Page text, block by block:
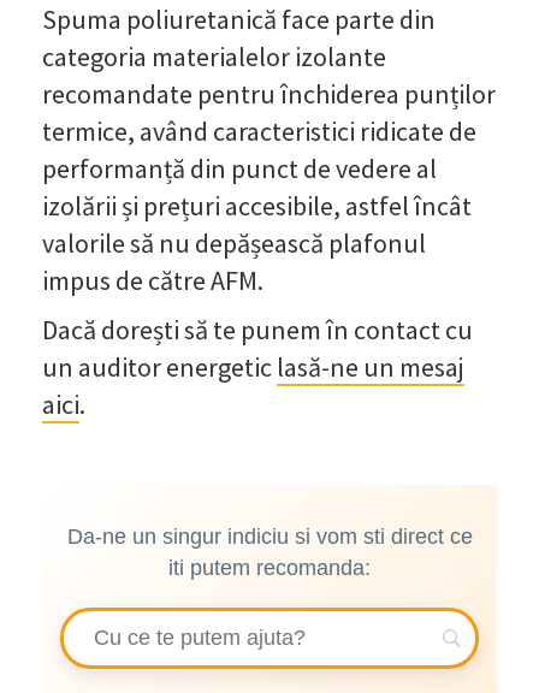
Spuma poliuretanică face parte din
categoria materialelor izolante
recomandate pentru închiderea punților
termice, având caracteristici ridicate de
performanță din punct de vedere al
izolării și prețuri accesibile, astfel încât
valorile să nu depășească plafonul
impus de către AFM.
Dacă dorești să te punem în contact cu
un auditor energetic lasă-ne un mesaj
aici.
Da-ne un singur indiciu si vom sti direct ce
iti putem recomanda: